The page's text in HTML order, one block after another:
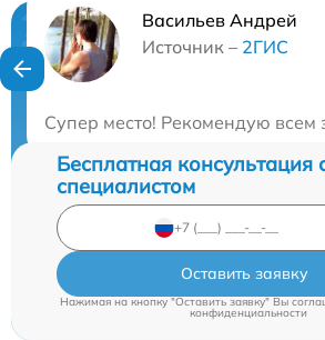
Васильев Андрей
Источник – 2ГИС
Супер место! Рекомендую всем
Нужна
Бесплатная консультация
специалистом
Оставить заявку
Нажимая на кнопку "Оставить заявку" Вы
конфиденциальности